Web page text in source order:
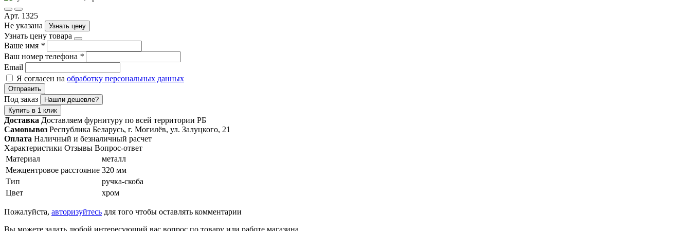
Арт. 1325
Не указана
Узнать цену
Узнать цену товара
Ваше имя *
Ваш номер телефона *
Email
Я согласен на обработку персональных данных
Отправить
Под заказ
Нашли дешевле?
Купить в 1 клик
Доставка Доставляем фурнитуру по всей территории РБ
Самовывоз Республика Беларусь, г. Могилёв, ул. Залуцкого, 21
Оплата Наличный и безналичный расчет
Характеристики Отзывы Вопрос-ответ
Материал
металл
Межцентровое расстояние 320 мм
Тип
ручка-скоба
Цвет
хром
Пожалуйста, авторизуйтесь для того чтобы оставлять комментарии
Вы можете задать любой интересующий вас вопрос по товару или работе магазина.